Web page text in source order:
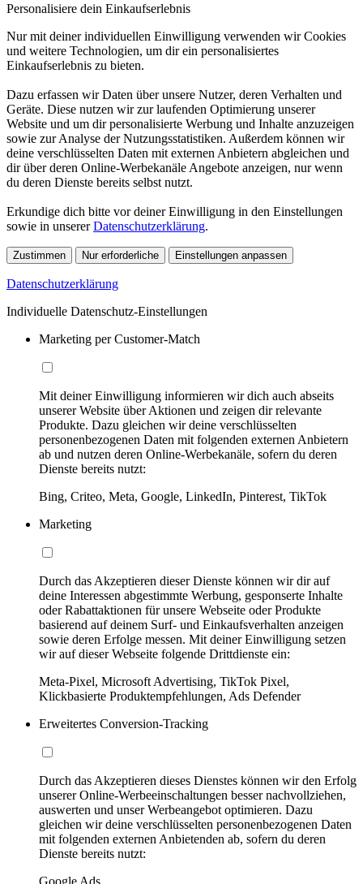
Personalisiere dein Einkaufserlebnis
Nur mit deiner individuellen Einwilligung verwenden wir Cookies
und weitere Technologien, um dir ein personalisiertes
Einkaufserlebnis zu bieten.
Dazu erfassen wir Daten über unsere Nutzer, deren Verhalten und
Geräte. Diese nutzen wir zur laufenden Optimierung unserer
Website und um dir personalisierte Werbung und Inhalte anzuzeigen
sowie zur Analyse der Nutzungsstatistiken. Außerdem können wir
deine verschlüsselten Daten mit externen Anbietern abgleichen und
dir über deren Online-Werbekanäle Angebote anzeigen, nur wenn
du deren Dienste bereits selbst nutzt.
Erkundige dich bitte vor deiner Einwilligung in den Einstellungen
sowie in unsererDatenschutzerklärung.
Zustimmen Nur erforderliche Einstellungen anpassen
Datenschutzerklärung
Individuelle Datenschutz-Einstellungen
Marketing per Customer-Match
Mit deiner Einwilligung informieren wir dich auch abseits
unserer Website über Aktionen und zeigen dir relevante
Produkte. Dazu gleichen wir deine verschlüsselten
personenbezogenen Daten mit folgenden externen Anbietern
ab und nutzen deren Online-Werbekanäle, sofern du deren
Dienste bereits nutzt:
Bing, Criteo, Meta, Google, LinkedIn, Pinterest, TikTok
Marketing
Durch das Akzeptieren dieser Dienste können wir dir auf
deine Interessen abgestimmte Werbung, gesponserte Inhalte
oder Rabattaktionen für unsere Webseite oder Produkte
basierend auf deinem Surf- und Einkaufsverhalten anzeigen
sowie deren Erfolge messen. Mit deiner Einwilligung setzen
wir auf dieser Webseite folgende Drittdienste ein:
Meta-Pixel, Microsoft Advertising, TikTok Pixel,
Klickbasierte Produktempfehlungen, Ads Defender
Erweitertes Conversion-Tracking
Durch das Akzeptieren dieses Dienstes können wir den Erfolg
unserer Online-Werbeeinschaltungen besser nachvollziehen,
auswerten und unser Werbeangebot optimieren. Dazu
gleichen wir deine verschlüsselten personenbezogenen Daten
mit folgenden externen Anbietenden ab, sofern du deren
Dienste bereits nutzt:
Google Ads